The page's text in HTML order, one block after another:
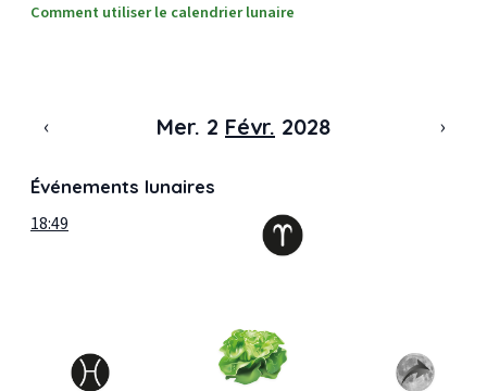
Comment utiliser le calendrier lunaire
‹ Mer. 2 Févr. 2028 ›
Événements lunaires
18:49